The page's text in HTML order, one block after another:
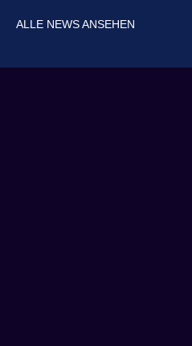
ALLE NEWS ANSEHEN